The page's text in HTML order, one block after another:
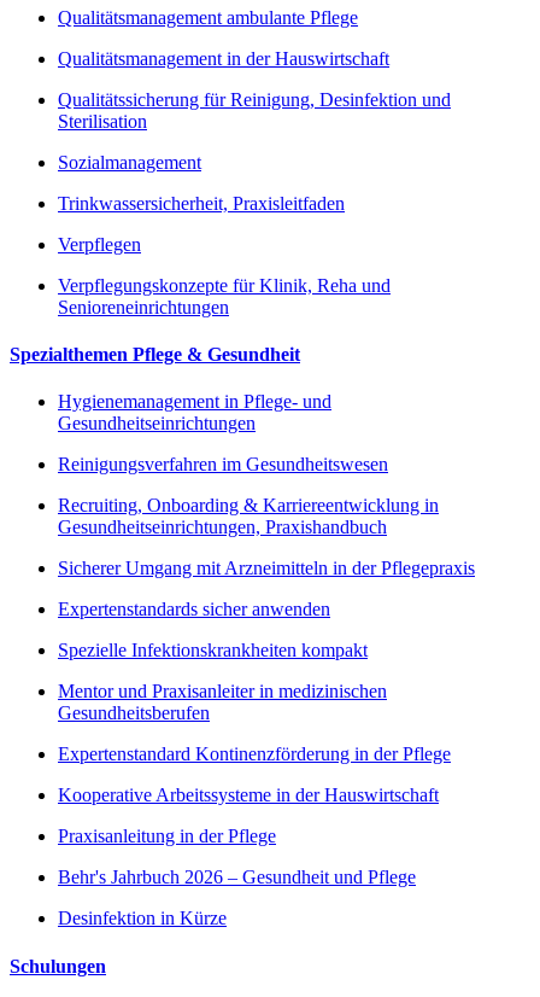
Qualitätsmanagement ambulante Pflege
Qualitätsmanagement in der Hauswirtschaft
Qualitätssicherung für Reinigung, Desinfektion und
Sterilisation
Sozialmanagement
Trinkwassersicherheit, Praxisleitfaden
Verpflegen
Verpflegungskonzepte für Klinik, Reha und
Senioreneinrichtungen
Spezialthemen Pflege & Gesundheit
Hygienemanagement in Pflege- und
Gesundheitseinrichtungen
Reinigungsverfahren im Gesundheitswesen
Recruiting, Onboarding & Karriereentwicklung in
Gesundheitseinrichtungen, Praxishandbuch
Sicherer Umgang mit Arzneimitteln in der Pflegepraxis
Expertenstandards sicher anwenden
Spezielle Infektionskrankheiten kompakt
Mentor und Praxisanleiter in medizinischen
Gesundheitsberufen
Expertenstandard Kontinenzförderung in der Pflege
Kooperative Arbeitssysteme in der Hauswirtschaft
Praxisanleitung in der Pflege
Behr's Jahrbuch 2026 – Gesundheit und Pflege
Desinfektion in Kürze
Schulungen